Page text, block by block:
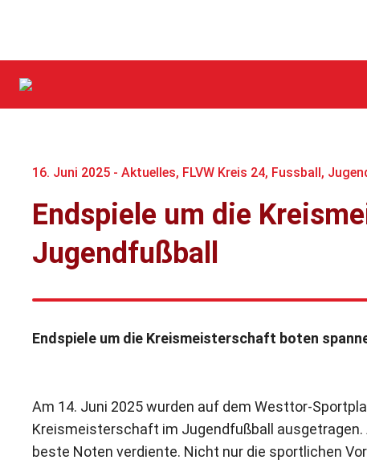
16. Juni 2025 - Aktuelles, FLVW Kreis 24, Fussball,
Endspiele um die
Jugendfußball
Endspiele um die Kreismeisterschaft boten
Am 14. Juni 2025 wurden auf dem Westtor-
Kreismeisterschaft im Jugendfußball ausgetragen.
beste Noten verdiente. Nicht nur die sportlichen